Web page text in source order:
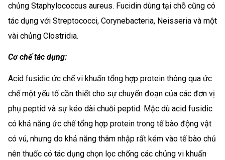
chủng Staphylococcus aureus. Fucidin dùng tại chỗ cũng có
tác dụng với Streptococci, Corynebacteria, Neisseria và một
vài chủng Clostridia.
Cơ chế tác dụng:
Acid fusidic ức chế vi khuấn tổng hợp protein thông qua ức
chế một yếu tố cần thiết cho sự chuyến đoạn của các đơn vị
phụ peptid và sự kéo dài chuỗi peptid. Mặc dù acid fusidic
có khả năng ức chế tổng hợp protein trong tế bào động vật
có vú, nhưng do khả năng thâm nhập rất kém vào tế bào chủ
nên thuốc có tác dụng chọn lọc chống các chủng vi khuấn